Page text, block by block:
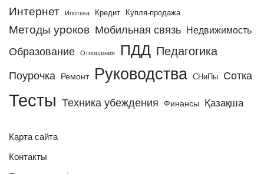
Интернет Ипотека Кредит Купля-продажа
Методы уроков Мобильная связь Недвижимость
Образование Отношения ПДД Педагогика
Поурочка Ремонт Руководства СНиПы Сотка
Тесты Техника убеждения Финансы Қазақша
Карта сайта
Контакты